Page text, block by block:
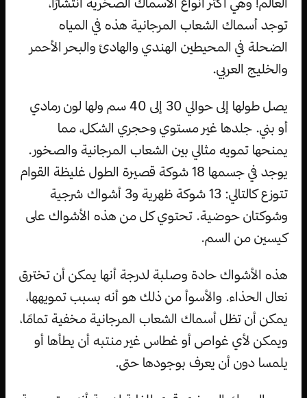
توجد أسماك الشعاب المرجانية هذه في المياه
الضحلة في المحيطين الهندي والهادئ والبحر الأحمر
والخليج العربي.
يصل طولها إلى حوالي 30 إلى 40 سم ولها لون رمادي
أو بني. جلدها غير مستوي وحجري الشكل، مما
يمنحها تمويه مثالي بين الشعاب المرجانية والصخور.
يوجد في جسمها 18 شوكة قصيرة الطول غليظة القوام
تتوزع كالتالي: 13 شوكة ظهرية و3 أشواك شرجية
وشوكتان حوضية. تحتوي كل من هذه الأشواك على
كيسين من السم.
هذه الأشواك حادة وصلبة لدرجة أنها يمكن أن تخترق
نعال الحذاء. والأسوأ من ذلك هو أنه بسبب تمويهها،
يمكن أن تظل أسماك الشعاب المرجانية مخفية تمامًا،
ويمكن لأي غواص أو غطاس غير منتبه أن يطأها أو
يلمسا دون أن يعرف بوجودها حتى.